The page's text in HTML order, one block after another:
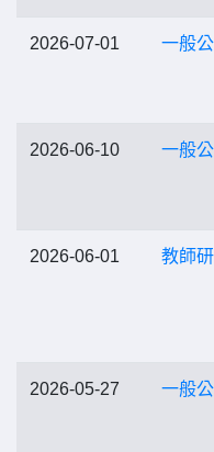
2026-07-01 一般
2026-06-10 一般
2026-06-01 教師
2026-05-27 一般